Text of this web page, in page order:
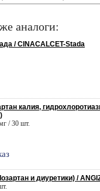
аналоги:
/ CINACALCET-Stada
калия,
/ 30 шт.
и диуретики) /